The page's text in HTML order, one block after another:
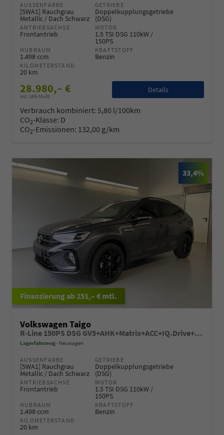
AUSSENFARBE
[5WA1] Rauchgrau
Metallic / Dach Schwarz
GETRIEBE
Doppelkupplungsgetriebe
(DSG)
ANTRIEBSACHSE
Frontantrieb
MOTOR
1.5 TSI DSG 110kW /
150PS
HUBRAUM
1.498 ccm
KRAFTSTOFF
Benzin
KILOMETERSTAND
20 km
28.980,– €
incl. 19% MwSt.
Details
Verbrauch kombiniert: 5,80 l/100km
CO2-Klasse: D
CO2-Emissionen: 132,00 g/km
33,4%
ab 251,– € mtl.
Volkswagen Taigo
R-Line 150PS DSG GV5+AHK+Matrix+ACC+IQ.Drive+Black+Kamera+Keyless+Alu18
Lagerfahrzeug Neuwagen
AUSSENFARBE
[5WA1] Rauchgrau
Metallic / Dach Schwarz
GETRIEBE
Doppelkupplungsgetriebe
(DSG)
ANTRIEBSACHSE
Frontantrieb
MOTOR
1.5 TSI DSG 110kW /
150PS
HUBRAUM
1.498 ccm
KRAFTSTOFF
Benzin
KILOMETERSTAND
20 km